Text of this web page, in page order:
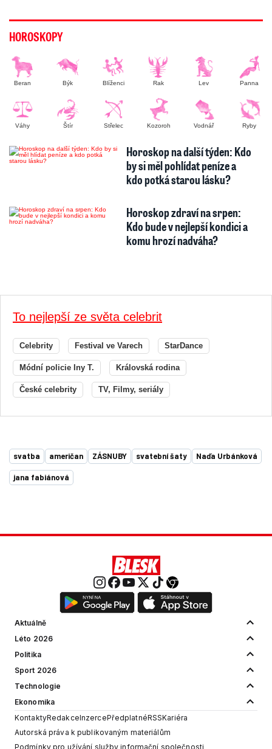
HOROSKOPY
Beran Býk Blíženci Rak Lev Panna
Váhy Štír Střelec Kozoroh Vodnář Ryby
Horoskop na další týden: Kdo
by si měl pohlídat peníze a
kdo potká starou lásku?
Horoskop zdraví na srpen:
Kdo bude v nejlepší kondici a
komu hrozí nadváha?
To nejlepší ze světa celebrit
Celebrity Festival ve Varech StarDance
Módní policie Iny T. Královská rodina
České celebrity TV, Filmy, seriály
svatba američan ZÁSNUBY svatební šaty Naďa Urbánková
jana fabiánová
Aktuálně
Léto 2026
Politika
Sport 2026
Technologie
Ekonomika
KontaktyRedakceInzercePředplatnéRSSKariéra
Autorská práva k publikovaným materiálům
Podmínky pro užívání služby informační společnosti